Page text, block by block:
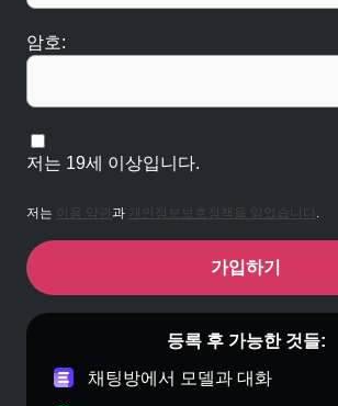
암호:
저는 19세 이상입니다.
저는 이용 약관과 개인정보보호정책을 읽었습니다 .
가입하기
등록 후 가능한 것들:
채팅방에서 모델과 대화